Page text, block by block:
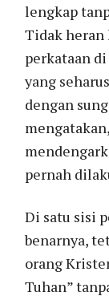
lengkap
Tidak heran
perkataan
yang
dengan
pernah
Di satu sisi
benarnya,
orang
Tuhan”